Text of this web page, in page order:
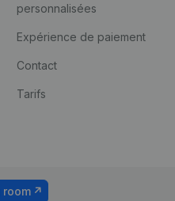
personnalisées
Expérience de paiement
Contact
Tarifs